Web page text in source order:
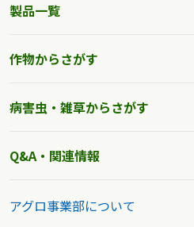
製品一覧
作物からさがす
病害虫・雑草からさがす
Q&A・関連情報
アグロ事業部について